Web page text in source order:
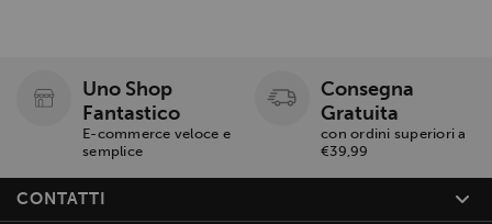
Uno Shop
Fantastico
E-commerce veloce e
semplice
Consegna
Gratuita
con ordini superiori a
€39,99
CONTATTI